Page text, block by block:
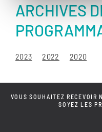
ARCHIVES
2023 2022 2020
VOUS SOUHAITEZ RECEVOIR
SOYEZ LES